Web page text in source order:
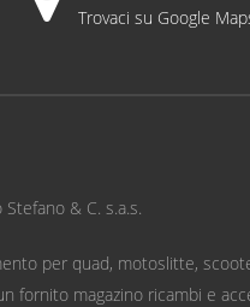
Trovaci su Google
& C. s.a.s.
per quad, motoslitte,
fornito magazino ricambi e